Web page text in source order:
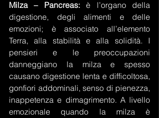
Milza – Pancreas: è l’organo della
digestione, degli alimenti e delle
emozioni; è associato all’elemento
Terra, alla stabilità e alla solidità. I
pensieri e le preoccupazioni
danneggiano la milza e spesso
causano digestione lenta e difficoltosa,
gonfiori addominali, senso di pienezza,
inappetenza e dimagrimento. A livello
emozionale quando la milza è